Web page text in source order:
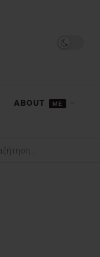
ABOUT ME